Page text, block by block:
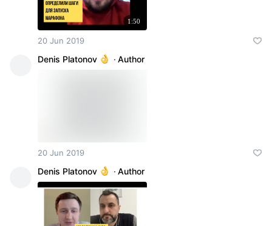
1:50
20 Jun 2019
Denis Platonov · Author
20 Jun 2019
Denis Platonov · Author